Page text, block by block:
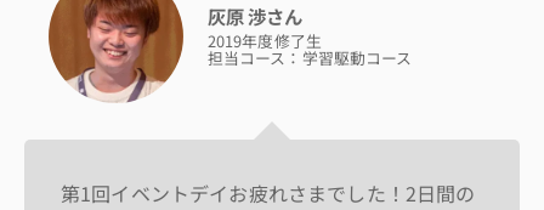
灰原 渉さん
2019年度修了生
担当コース：学習駆動コース
第1回イベントデイお疲れさまでした！2日間の